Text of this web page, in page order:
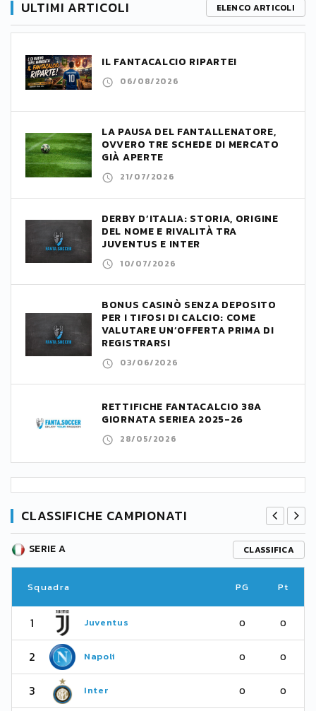
ULTIMI ARTICOLI ELENCO ARTICOLI
IL FANTACALCIO RIPARTE!
06/08/2026
LA PAUSA DEL FANTALLENATORE,
OVVERO TRE SCHEDE DI MERCATO
GIÀ APERTE
21/07/2026
DERBY D’ITALIA: STORIA, ORIGINE
DEL NOME E RIVALITÀ TRA
JUVENTUS E INTER
10/07/2026
BONUS CASINÒ SENZA DEPOSITO
PER I TIFOSI DI CALCIO: COME
VALUTARE UN’OFFERTA PRIMA DI
REGISTRARSI
03/06/2026
RETTIFICHE FANTACALCIO 38A
GIORNATA SERIEA 2025-26
28/05/2026
CLASSIFICHE CAMPIONATI
SERIE A CLASSIFICA
Squadra PG Pt
1 Juventus 0 0
2 Napoli 0 0
3 Inter 0 0